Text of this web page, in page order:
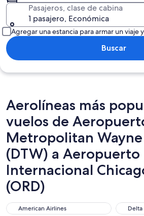
Pasajeros, clase de cabina
1 pasajero, Económica
Agregar una estancia para armar un viaje
Buscar
Aerolíneas más
vuelos de
Metropolitan
(DTW) a Aeropuerto
Internacional
(ORD)
American Airlines
American Airlines Delta
Delta